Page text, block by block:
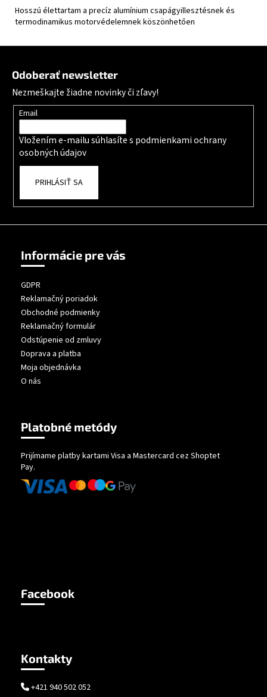
Hosszú élettartam a precíz alumínium csapágyillesztésnek és
termodinamikus motorvédelemnek köszönhetően
Odoberať newsletter
Nezmeškajte žiadne novinky či zľavy!
Email
Vložením e-mailu súhlasíte s podmienkami ochrany
osobných údajov
PRIHLÁSIŤ SA
Informácie pre vás
GDPR
Reklamačný poriadok
Obchodné podmienky
Reklamačný formulár
Odstúpenie od zmluvy
Doprava a platba
Moja objednávka
O nás
Platobné metódy
Prijímame platby kartami Visa a Mastercard cez Shoptet
Pay.
Facebook
Kontakty
+421 940 502 052